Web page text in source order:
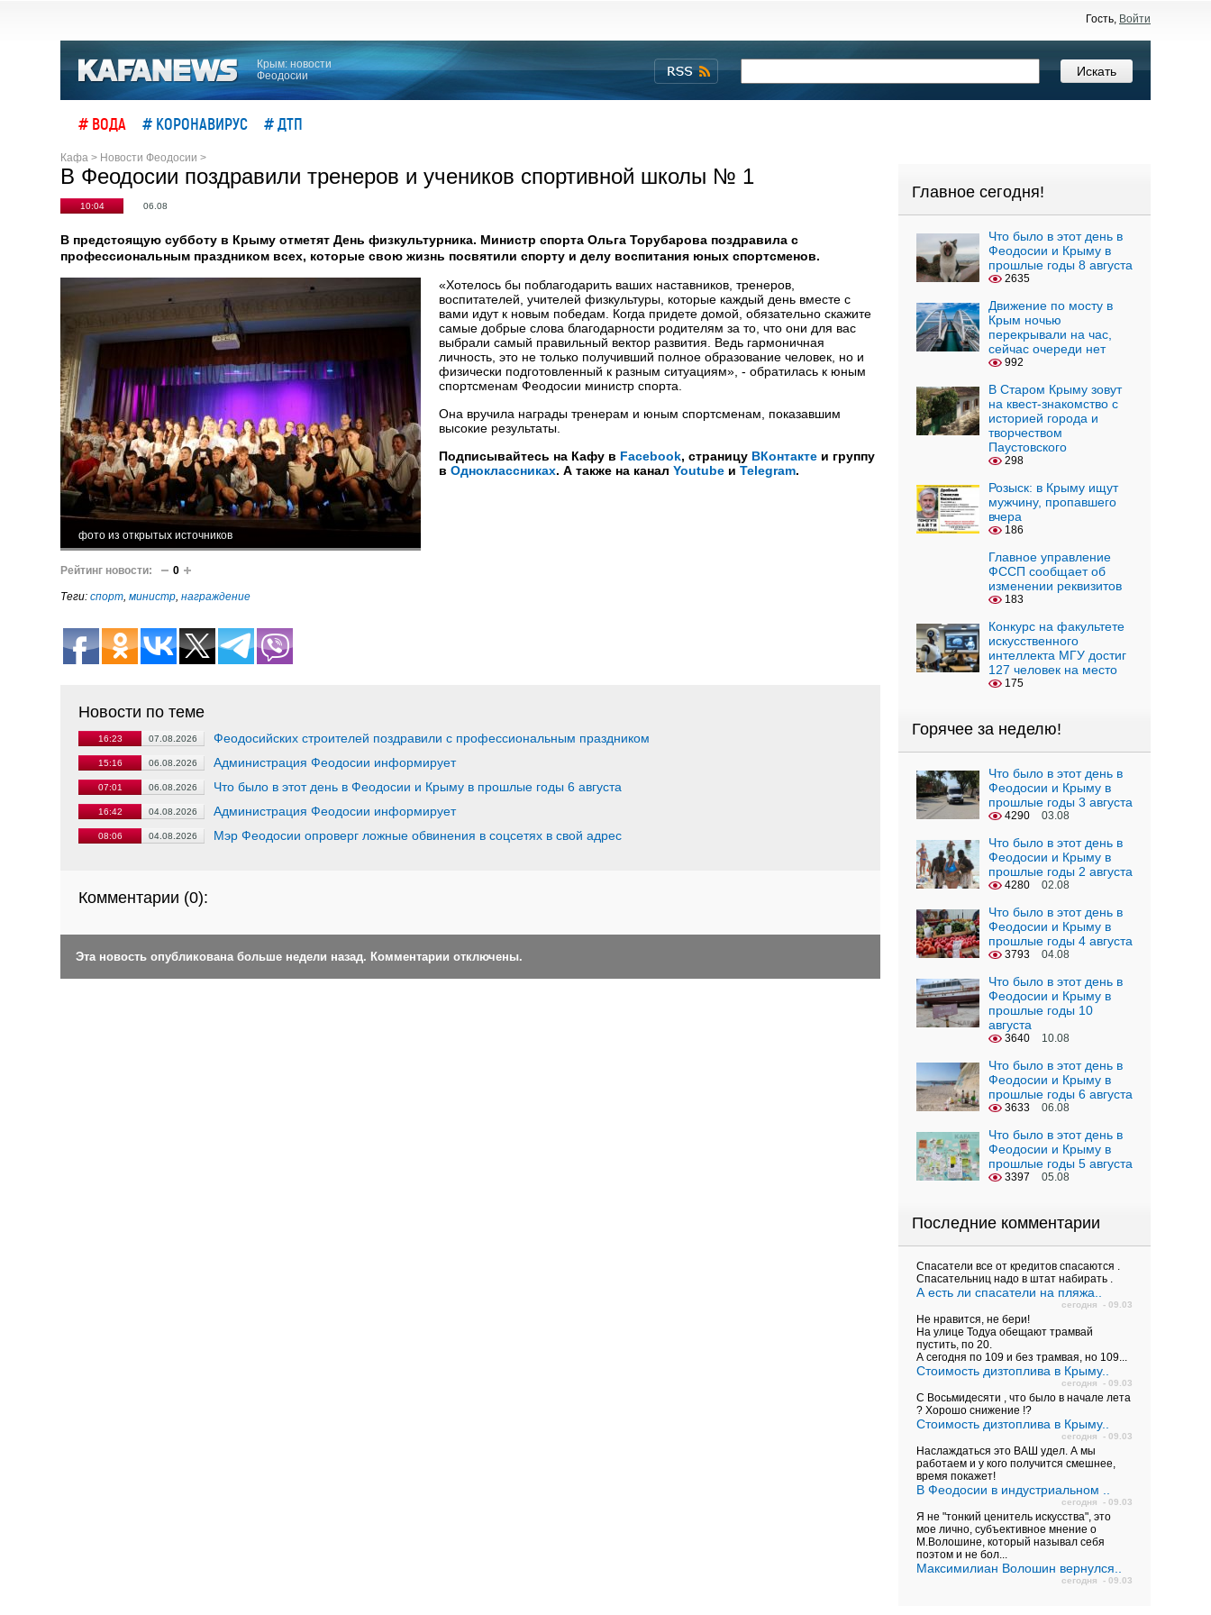
Гость, Войти
Крым: новости
Феодосии
# ВОДА # КОРОНАВИРУС # ДТП
Кафа > Новости Феодосии >
В Феодосии поздравили тренеров и учеников спортивной школы № 1
10:04 06.08
В предстоящую субботу в Крыму отметят День физкультурника. Министр спорта Ольга Торубарова поздравила с
профессиональным праздником всех, которые свою жизнь посвятили спорту и делу воспитания юных спортсменов.
фото из открытых источников
«Хотелось бы поблагодарить ваших наставников, тренеров,
воспитателей, учителей физкультуры, которые каждый день вместе с
вами идут к новым победам. Когда придете домой, обязательно скажите
самые добрые слова благодарности родителям за то, что они для вас
выбрали самый правильный вектор развития. Ведь гармоничная
личность, это не только получивший полное образование человек, но и
физически подготовленный к разным ситуациям», - обратилась к юным
спортсменам Феодосии министр спорта.
Она вручила награды тренерам и юным спортсменам, показавшим
высокие результаты.
Подписывайтесь на Кафу в Facebook, страницу ВКонтакте и группу
в Одноклассниках. А также на канал Youtube и Telegram.
Рейтинг новости: 0
Теги: спорт, министр, награждение
Новости по теме
16:23 07.08.2026 Феодосийских строителей поздравили с профессиональным праздником
15:16 06.08.2026 Администрация Феодосии информирует
07:01 06.08.2026 Что было в этот день в Феодосии и Крыму в прошлые годы 6 августа
16:42 04.08.2026 Администрация Феодосии информирует
08:06 04.08.2026 Мэр Феодосии опроверг ложные обвинения в соцсетях в свой адрес
Комментарии (0):
Эта новость опубликована больше недели назад. Комментарии отключены.
Главное сегодня!
Что было в этот день в
Феодосии и Крыму в
прошлые годы 8 августа
2635
Движение по мосту в
Крым ночью
перекрывали на час,
сейчас очереди нет
992
В Старом Крыму зовут
на квест-знакомство с
историей города и
творчеством
Паустовского
298
Розыск: в Крыму ищут
мужчину, пропавшего
вчера
186
Главное управление
ФССП сообщает об
изменении реквизитов
183
Конкурс на факультете
искусственного
интеллекта МГУ достиг
127 человек на место
175
Горячее за неделю!
Что было в этот день в
Феодосии и Крыму в
прошлые годы 3 августа
4290 03.08
Что было в этот день в
Феодосии и Крыму в
прошлые годы 2 августа
4280 02.08
Что было в этот день в
Феодосии и Крыму в
прошлые годы 4 августа
3793 04.08
Что было в этот день в
Феодосии и Крыму в
прошлые годы 10
августа
3640 10.08
Что было в этот день в
Феодосии и Крыму в
прошлые годы 6 августа
3633 06.08
Что было в этот день в
Феодосии и Крыму в
прошлые годы 5 августа
3397 05.08
Последние комментарии
Спасатели все от кредитов спасаются .
Спасательниц надо в штат набирать .
А есть ли спасатели на пляжа..
сегодня - 09.03
Не нравится, не бери!
На улице Тодуа обещают трамвай
пустить, по 20.
А сегодня по 109 и без трамвая, но 109...
Стоимость дизтоплива в Крыму..
сегодня - 09.03
С Восьмидесяти , что было в начале лета
? Хорошо снижение !?
Стоимость дизтоплива в Крыму..
сегодня - 09.03
Наслаждаться это ВАШ удел. А мы
работаем и у кого получится смешнее,
время покажет!
В Феодосии в индустриальном ..
сегодня - 09.03
Я не "тонкий ценитель искусства", это
мое лично, субъективное мнение о
М.Волошине, который называл себя
поэтом и не бол...
Максимилиан Волошин вернулся..
сегодня - 09.03